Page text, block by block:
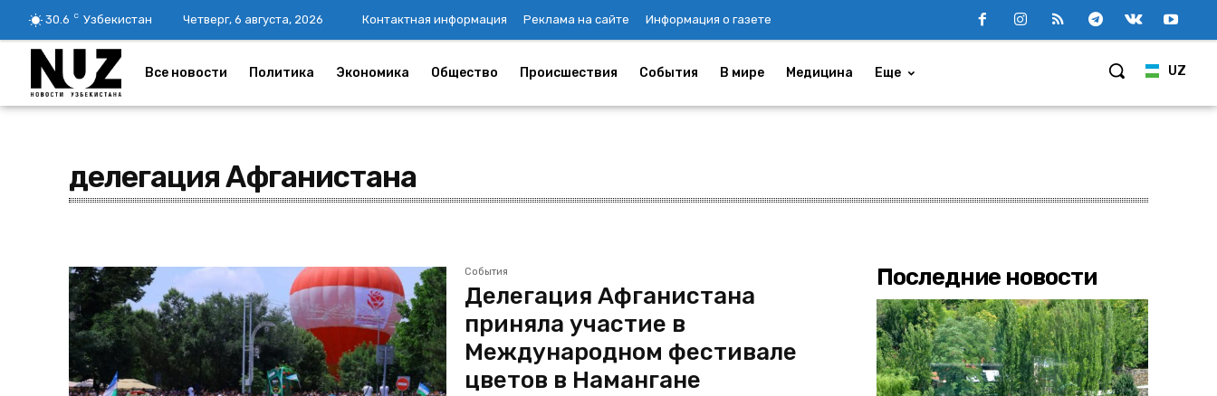
30.6 C Узбекистан Четверг, 6 августа, 2026 Контактная информация Реклама на сайте Информация о газете
UZ
Все новости Политика Экономика Общество Происшествия События В мире Медицина Еще
делегация Афганистана
События
Делегация Афганистана
приняла участие в
Международном фестивале
цветов в Намангане
Последние новости